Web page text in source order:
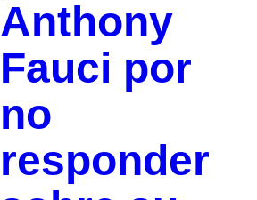
Anthony
Fauci por
no
responder